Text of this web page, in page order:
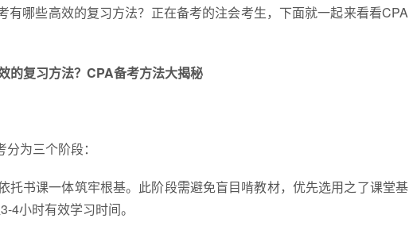
哪些高效的复习方法？正在备考的注会考生，下面就一起来看看CPA
的复习方法？CPA备考方法大揭秘
为三个阶段：
托书课一体筑牢根基。此阶段需避免盲目啃教材，优先选用之了课堂基
4小时有效学习时间。